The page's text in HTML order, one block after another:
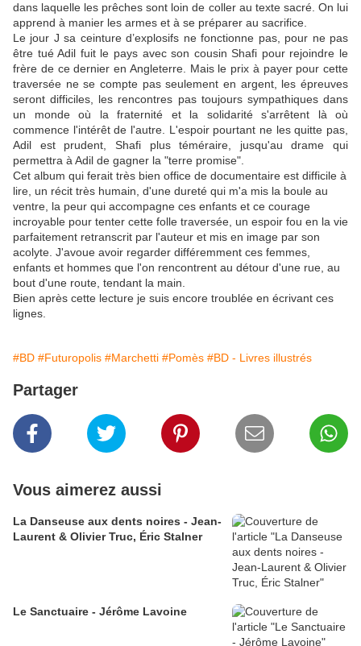
dans laquelle les prêches sont loin de coller au texte sacré. On lui
apprend à manier les armes et à se préparer au sacrifice.
Le jour J sa ceinture d’explosifs ne fonctionne pas, pour ne pas
être tué Adil fuit le pays avec son cousin Shafi pour rejoindre le
frère de ce dernier en Angleterre. Mais le prix à payer pour cette
traversée ne se compte pas seulement en argent, les épreuves
seront difficiles, les rencontres pas toujours sympathiques dans
un monde où la fraternité et la solidarité s'arrêtent là où
commence l'intérêt de l'autre. L'espoir pourtant ne les quitte pas,
Adil est prudent, Shafi plus téméraire, jusqu'au drame qui
permettra à Adil de gagner la "terre promise".
Cet album qui ferait très bien office de documentaire est difficile à
lire, un récit très humain, d'une dureté qui m'a mis la boule au
ventre, la peur qui accompagne ces enfants et ce courage
incroyable pour tenter cette folle traversée, un espoir fou en la vie
parfaitement retranscrit par l'auteur et mis en image par son
acolyte. J'avoue avoir regarder différemment ces femmes,
enfants et hommes que l'on rencontrent au détour d'une rue, au
bout d'une route, tendant la main.
Bien après cette lecture je suis encore troublée en écrivant ces
lignes.
#BD #Futuropolis #Marchetti #Pomès #BD - Livres illustrés
Partager
Vous aimerez aussi
La Danseuse aux dents noires - Jean-
Laurent & Olivier Truc, Éric Stalner
Le Sanctuaire - Jérôme Lavoine